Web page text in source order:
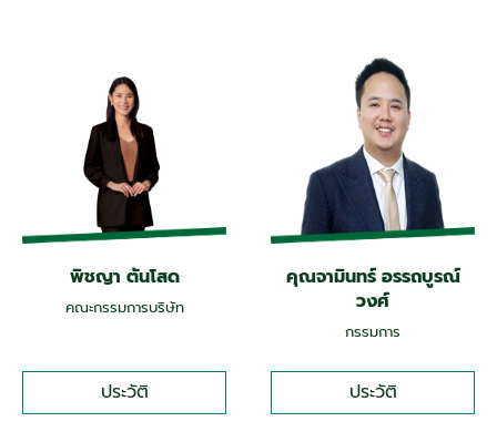
พิชญา ตันโสด
คณะกรรมการบริษัท
ประวัติ
คุณจามินทร์ อรรถบูรณ์
วงศ์
กรรมการ
ประวัติ